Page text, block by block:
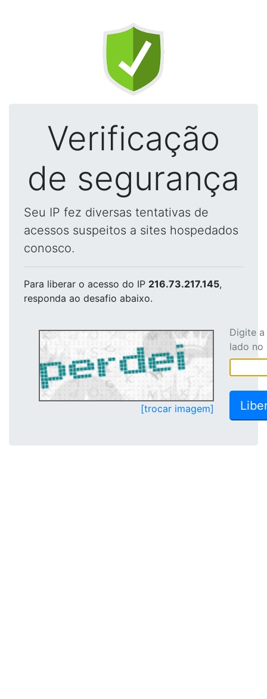
Verificação
de segurança
Seu IP fez diversas tentativas de
acessos suspeitos a sites hospedados
conosco.
Para liberar o acesso do IP 216.73.217.145,
responda ao desafio abaixo.
[trocar imagem]
Digite
lado no